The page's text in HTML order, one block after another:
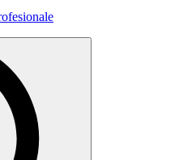
Search